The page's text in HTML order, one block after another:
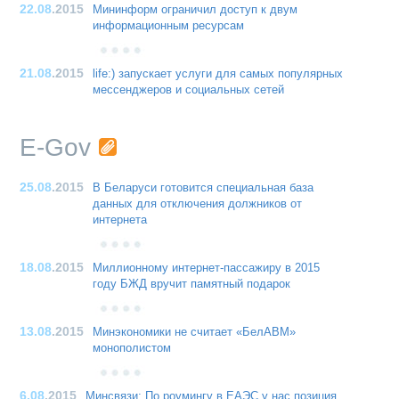
22.08.2015
Мининформ ограничил доступ к двум
информационным ресурсам
21.08.2015
life:) запускает услуги для самых популярных
мессенджеров и социальных сетей
E-Gov
25.08.2015
В Беларуси готовится специальная база
данных для отключения должников от
интернета
18.08.2015
Миллионному интернет-пассажиру в 2015
году БЖД вручит памятный подарок
13.08.2015
Минэкономики не считает «БелАВМ»
монополистом
6.08.2015
Минсвязи: По роумингу в ЕАЭС у нас позиция